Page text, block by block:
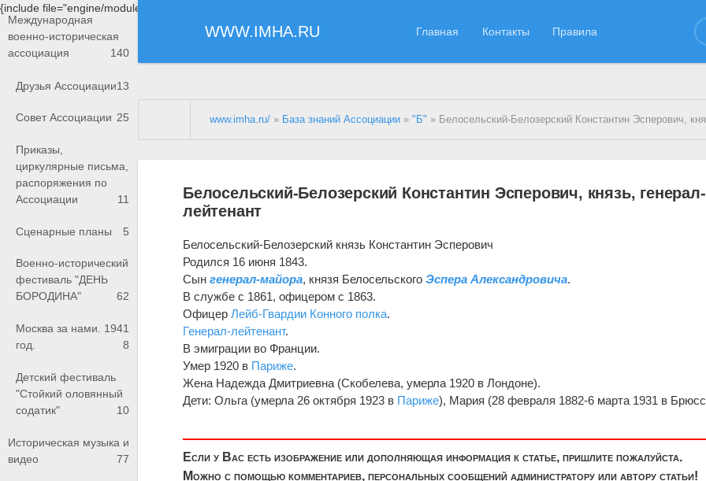
{include file="engine/modules/saperu/head.php"}
WWW.IMHA.RU Главная Контакты Правила
Международная
военно-историческая
ассоциация
140
Друзья Ассоциации13
Совет Ассоциации 25
Приказы,
циркулярные письма,
распоряжения по
Ассоциации
11
Сценарные планы 5
Военно-исторический
фестиваль "ДЕНЬ
БОРОДИНА"
62
Москва за нами. 1941
год.
8
Детский фестиваль
"Стойкий оловянный
содатик"
10
Историческая музыка и
видео
77
www.imha.ru/ » База знаний Ассоциации »"Б" » Белосельский-Белозерский Константин Эсперович, князь,
Белосельский-Белозерский Константин Эсперович, князь, генерал-
лейтенант
Белосельский-Белозерский князь Константин Эсперович
Родился 16 июня 1843.
Сынгенерал-майора, князя БелосельскогоЭспера Александровича.
В службе с 1861, офицером с 1863.
ОфицерЛейб-Гвардии Конного полка.
Генерал-лейтенант.
В эмиграции во Франции.
Умер 1920 в Париже.
Жена Надежда Дмитриевна (Скобелева, умерла 1920 в Лондоне).
Дети: Ольга (умерла 26 октября 1923 в Париже), Мария (28 февраля 1882-6 марта 1931 в
Если у Вас есть изображение или дополняющая информация к статье, пришлите пожалуйста.
Можно с помощью комментариев, персональных сообщений администратору или автору статьи!